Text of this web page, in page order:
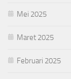
Mei 2025
Maret 2025
Februari 2025